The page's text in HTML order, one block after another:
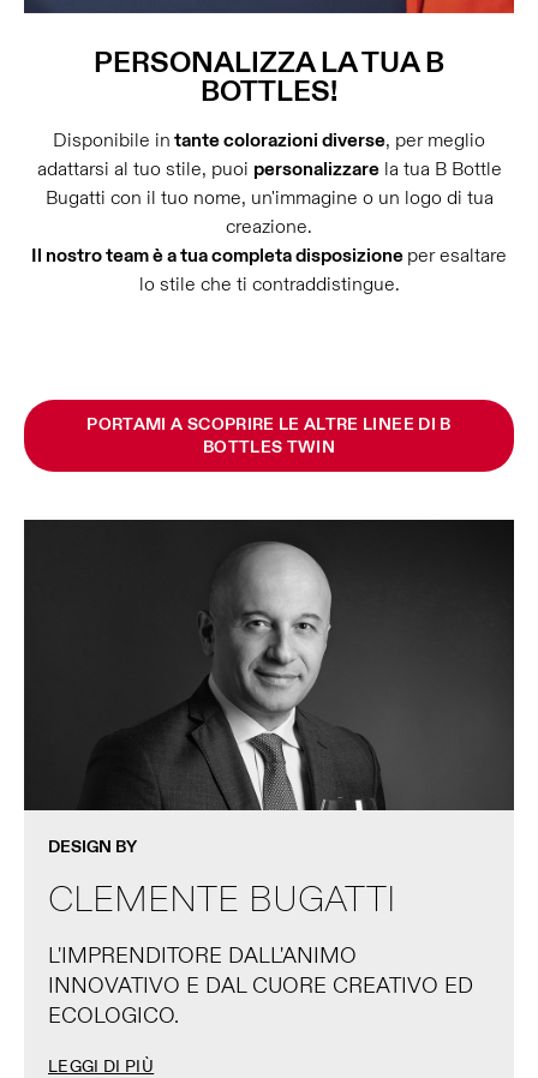
PERSONALIZZA LA TUA B
BOTTLES!
Disponibile in tante colorazioni diverse, per meglio
adattarsi al tuo stile, puoi personalizzarela tua B Bottle
Bugatti con il tuo nome, un'immagine o un logo di tua
creazione.
Il nostro team è a tua completa disposizione per esaltare
lo stile che ti contraddistingue.
PORTAMI A SCOPRIRE LE ALTRE LINEE DI B
BOTTLES TWIN
DESIGN BY
CLEMENTE BUGATTI
L'IMPRENDITORE DALL'ANIMO
INNOVATIVO E DAL CUORE CREATIVO ED
ECOLOGICO.
LEGGI DI PIÙ